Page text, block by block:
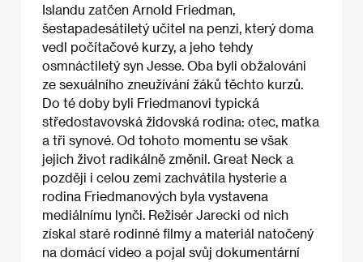
Islandu zatčen Arnold Friedman,
šestapadesátiletý učitel na penzi, který doma
vedl počítačové kurzy, a jeho tehdy
osmnáctiletý syn Jesse. Oba byli obžalováni
ze sexuálního zneužívání žáků těchto kurzů.
Do té doby byli Friedmanovi typická
středostavovská židovská rodina: otec, matka
a tři synové. Od tohoto momentu se však
jejich život radikálně změnil. Great Neck a
později i celou zemi zachvátila hysterie a
rodina Friedmanových byla vystavena
mediálnímu lynči. Režisér Jarecki od nich
získal staré rodinné filmy a materiál natočený
na domácí video a pojal svůj dokumentární